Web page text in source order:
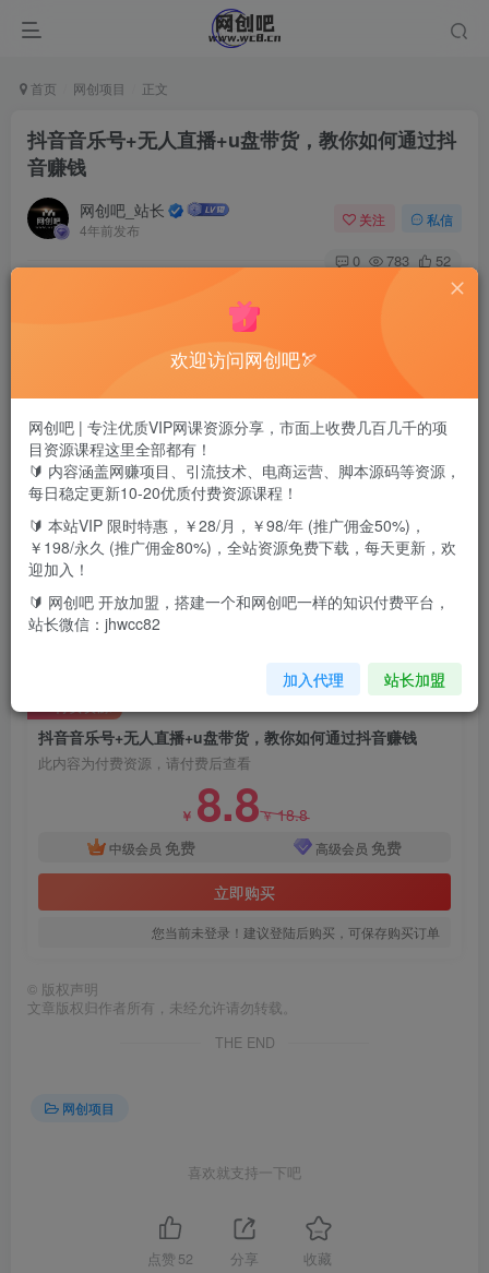
首页 网创项目 正文
抖音音乐号+无人直播+u盘带货，教你如何通过抖
音赚钱
网创吧_站长
4年前发布
关注 私信
0 783 52
抖音音乐号+无人直播+u盘带货，教你如何通过抖音赚钱
课程内容主要包括教你注册抖音账户，养号，剪辑音乐作
品，电脑无人直播，理论技术，让你少走弯路，尽快吸粉上
抖音音乐号+无人直播+u盘带货，教你如何通过抖音赚钱
此内容为付费资源，请付费后查看
￥ 8.8￥18.8
中级会员 免费 高级会员 免费
立即购买
您当前未登录！建议登陆后购买，可保存购买订单
© 版权声明
文章版权归作者所有，未经允许请勿转载。
THE END
网创项目
喜欢就支持一下吧
点赞 52 分享 收藏
欢迎访问网创吧🏹
网创吧 | 专注优质VIP网课资源分享，市面上收费几百几千的项
目资源课程这里全部都有！
🔰 内容涵盖网赚项目、引流技术、电商运营、脚本源码等资源，
每日稳定更新10-20优质付费资源课程！
🔰 本站VIP 限时特惠，￥28/月，￥98/年 (推广佣金50%)，
￥198/永久 (推广佣金80%)，全站资源免费下载，每天更新，欢
迎加入！
🔰 网创吧 开放加盟，搭建一个和网创吧一样的知识付费平台，
站长微信：jhwcc82
加入代理 站长加盟